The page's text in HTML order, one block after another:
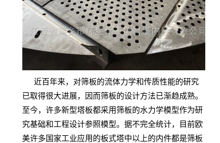
近百年来，对筛板的流体力学和传质性能的研究
已取得很大进展，因而筛板的设计方法已渐趋成熟。
至今，许多新型塔板都采用筛板的水力学模型作为研
究基础和工程设计参照模型。据不完全统计，目前欧
美许多国家工业应用的板式塔中以上的内件都是筛板